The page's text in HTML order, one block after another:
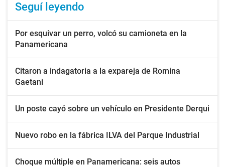
Seguí leyendo
Por esquivar un perro, volcó su camioneta en la
Panamericana
Citaron a indagatoria a la expareja de Romina
Gaetani
Un poste cayó sobre un vehículo en Presidente Derqui
Nuevo robo en la fábrica ILVA del Parque Industrial
Choque múltiple en Panamericana: seis autos